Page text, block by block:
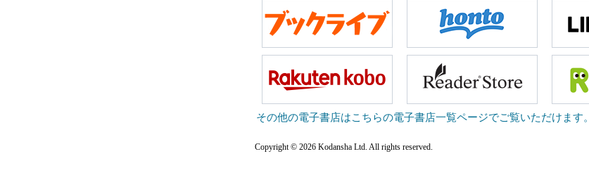
その他の電子書店はこちらの電子書店一覧ページでご覧いただけます。
Copyright © 2026 Kodansha Ltd. All rights reserved.